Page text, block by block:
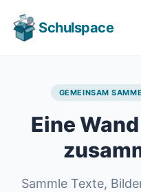
Schulspace
GEMEINSAM
Eine
Sammle Texte,